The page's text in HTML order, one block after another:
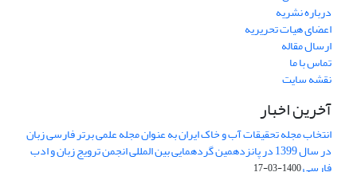
درباره نشریه
اعضای هیات تحریریه
ارسال مقاله
تماس با ما
نقشه سایت
آخرین اخبار
انتخاب مجله تحقیقات آب و خاک ایران به عنوان مجله علمی برتر فارسی زبان
در سال 1399 در پانزدهمین گردهمایی بین المللی انجمن ترویج زبان و ادب